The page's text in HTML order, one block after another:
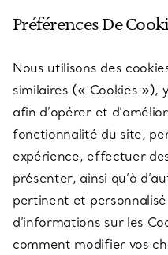
SERVICES
À PROPOS
QUESTIONS LÉGALES
Préférences De
Nous utilisons des
similaires (« Cookies »),
afin d’opérer et
fonctionnalité du site,
expérience, effectuer
présenter, ainsi qu’à
pertinent et
d’informations sur les
comment modifier vos